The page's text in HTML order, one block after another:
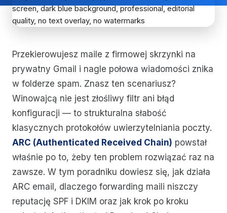
Przekierowujesz maile z firmowej skrzynki na
prywatny Gmail i nagle połowa wiadomości znika
w folderze spam. Znasz ten scenariusz?
Winowajcą nie jest złośliwy filtr ani błąd
konfiguracji — to strukturalna słabość
klasycznych protokołów uwierzytelniania poczty.
ARC (Authenticated Received Chain) powstał
właśnie po to, żeby ten problem rozwiązać raz na
zawsze. W tym poradniku dowiesz się, jak działa
ARC email, dlaczego forwarding maili niszczy
reputację SPF i DKIM oraz jak krok po kroku